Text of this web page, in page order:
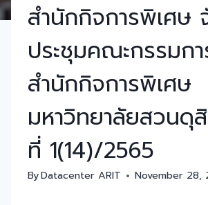
สำนักกิจการพิเศษ
ประชุมคณะกรรมก
สำนักกิจการพิเศษ
มหาวิทยาลัยสวนดุ
ที่ 1(14)/2565
ByDatacenter ARIT November 28,